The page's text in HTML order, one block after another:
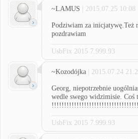
~LAMUS | 2015.07.25 10:08
Podziwiam za inicjatywę.Też
pozdrawiam
UsbFix 2015 7.999.93
~Kozodójka | 2015.07.24
Georg, niepotrzebnie
wedle swego widzimisie. Coś
UsbFix 2015 7.999.93